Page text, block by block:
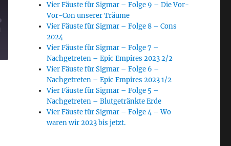
Vier Fäuste für Sigmar – Folge 9 – Die Vor-
Vor-Con unserer Träume
Vier Fäuste für Sigmar – Folge 8 – Cons
2024
Vier Fäuste für Sigmar – Folge 7 –
Nachgetreten – Epic Empires 2023 2/2
Vier Fäuste für Sigmar – Folge 6 –
Nachgetreten – Epic Empires 2023 1/2
Vier Fäuste für Sigmar – Folge 5 –
Nachgetreten – Blutgetränkte Erde
Vier Fäuste für Sigmar – Folge 4 – Wo
waren wir 2023 bis jetzt.